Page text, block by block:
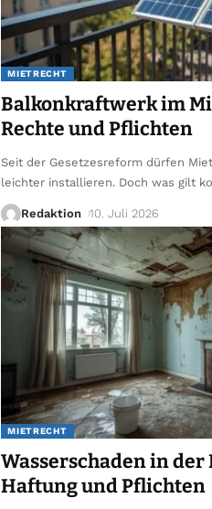
MIETRECHT
Balkonkraftwerk im
Rechte und Pflichten
Seit der Gesetzesreform dürfen
leichter installieren. Doch was gilt
Redaktion 10. Juli 2026
MIETRECHT
Wasserschaden in
Haftung und Pflichten